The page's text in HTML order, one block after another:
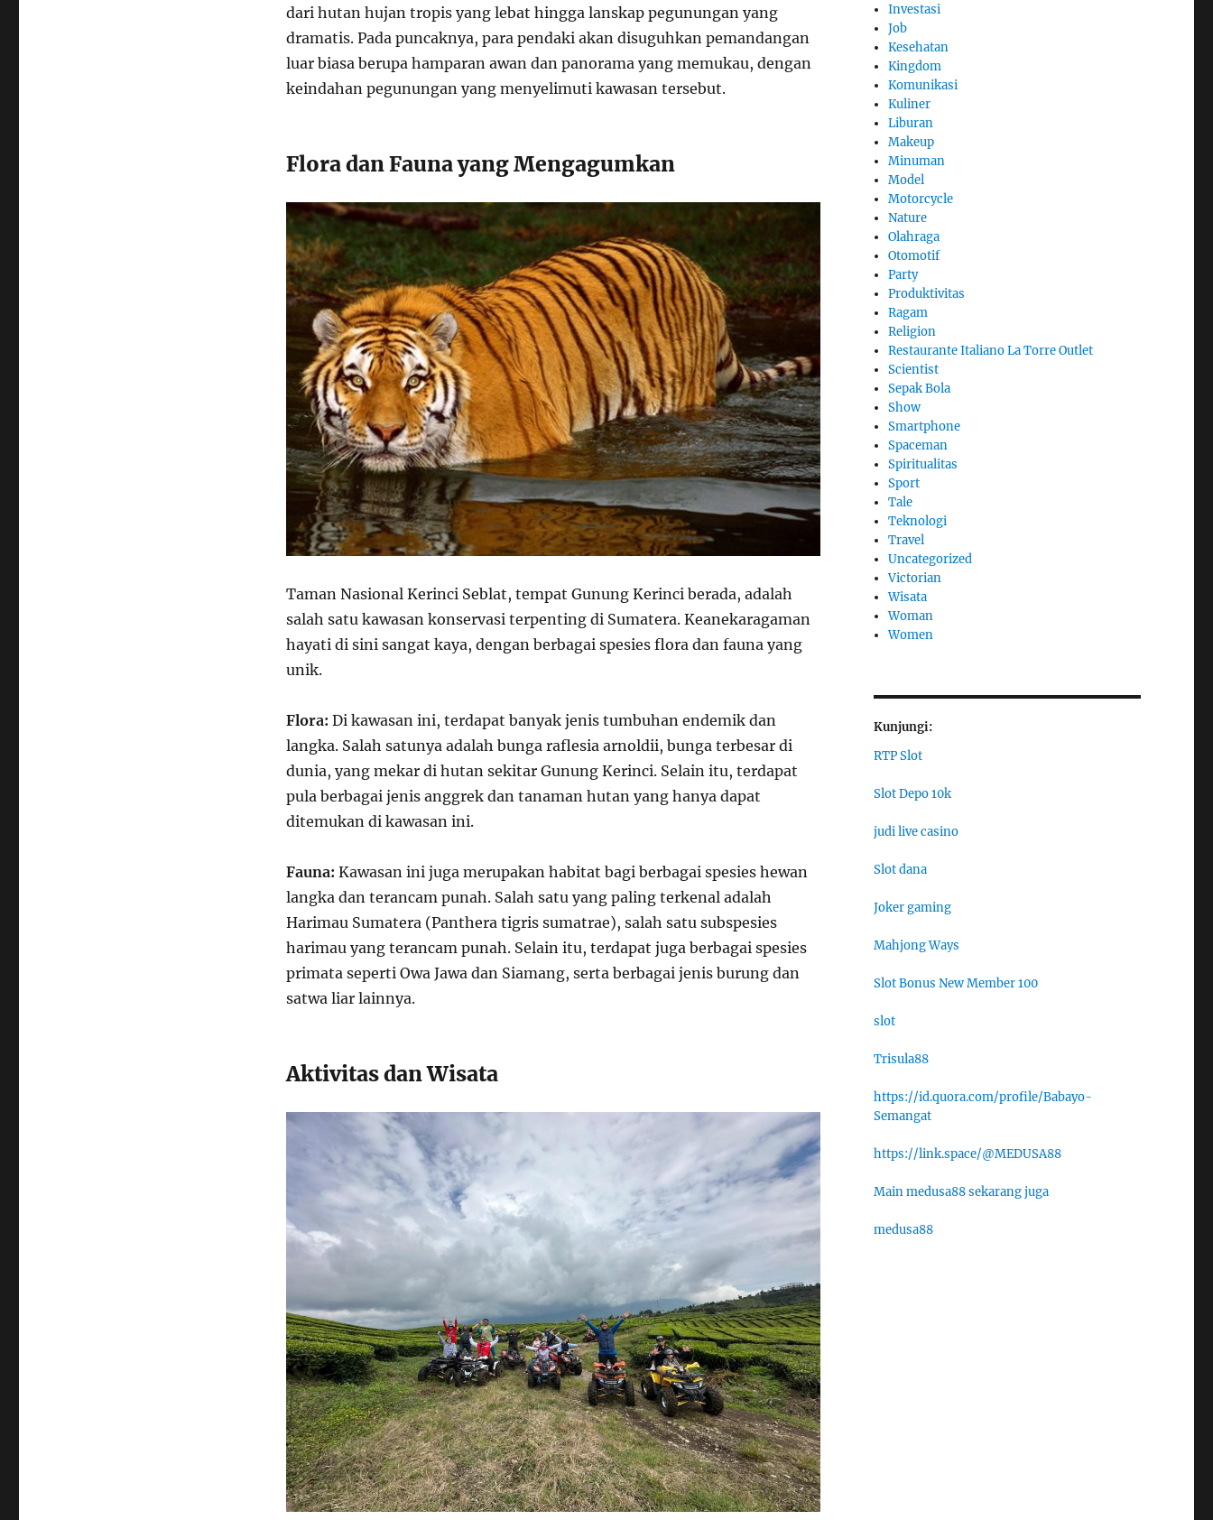
dari hutan hujan tropis yang lebat hingga lanskap pegunungan yang
dramatis. Pada puncaknya, para pendaki akan disuguhkan pemandangan
luar biasa berupa hamparan awan dan panorama yang memukau, dengan
keindahan pegunungan yang menyelimuti kawasan tersebut.
Flora dan Fauna yang Mengagumkan
Taman Nasional Kerinci Seblat, tempat Gunung Kerinci berada, adalah
salah satu kawasan konservasi terpenting di Sumatera. Keanekaragaman
hayati di sini sangat kaya, dengan berbagai spesies flora dan fauna yang
unik.
Flora: Di kawasan ini, terdapat banyak jenis tumbuhan endemik dan
langka. Salah satunya adalah bunga raflesia arnoldii, bunga terbesar di
dunia, yang mekar di hutan sekitar Gunung Kerinci. Selain itu, terdapat
pula berbagai jenis anggrek dan tanaman hutan yang hanya dapat
ditemukan di kawasan ini.
Fauna: Kawasan ini juga merupakan habitat bagi berbagai spesies hewan
langka dan terancam punah. Salah satu yang paling terkenal adalah
Harimau Sumatera (Panthera tigris sumatrae), salah satu subspesies
harimau yang terancam punah. Selain itu, terdapat juga berbagai spesies
primata seperti Owa Jawa dan Siamang, serta berbagai jenis burung dan
satwa liar lainnya.
Aktivitas dan Wisata
Investasi
Job
Kesehatan
Kingdom
Komunikasi
Kuliner
Liburan
Makeup
Minuman
Model
Motorcycle
Nature
Olahraga
Otomotif
Party
Produktivitas
Ragam
Religion
Restaurante Italiano La Torre Outlet
Scientist
Sepak Bola
Show
Smartphone
Spaceman
Spiritualitas
Sport
Tale
Teknologi
Travel
Uncategorized
Victorian
Wisata
Woman
Women
Kunjungi:
RTP Slot
Slot Depo 10k
judi live casino
Slot dana
Joker gaming
Mahjong Ways
Slot Bonus New Member 100
slot
Trisula88
https://id.quora.com/profile/Babayo-
Semangat
https://link.space/@MEDUSA88
Main medusa88 sekarang juga
medusa88